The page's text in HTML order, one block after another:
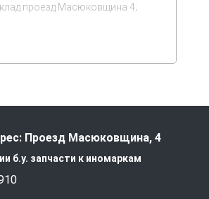
проезд Масюковщина 4;
Проезд Масюковщина, 4
б.у. запчасти к иномаркам